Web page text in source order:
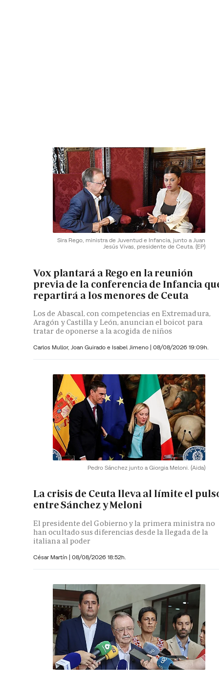
Sira Rego, ministra de Juventud e Infancia, junto a Juan
Jesús Vivas, presidente de Ceuta. (EP)
Vox plantará a Rego en la reunión
previa de la conferencia de Infancia
repartirá a los menores de Ceuta
Los de Abascal, con competencias en Extremadura,
Aragón y Castilla y León, anuncian el boicot para
tratar de oponerse a la acogida de niños
Carlos Mullor, Joan Guirado e Isabel Jimeno | 08/08/2026 19:09h.
Pedro Sánchez junto a Giorgia Meloni. (Aida)
La crisis de Ceuta lleva al límite el
entre Sánchez y Meloni
El presidente del Gobierno y la primera ministra no
han ocultado sus diferencias desde la llegada de la
italiana al poder
César Martín | 08/08/2026 18:52h.